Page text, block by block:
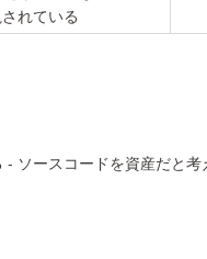
れている
ソースコードを資産だと